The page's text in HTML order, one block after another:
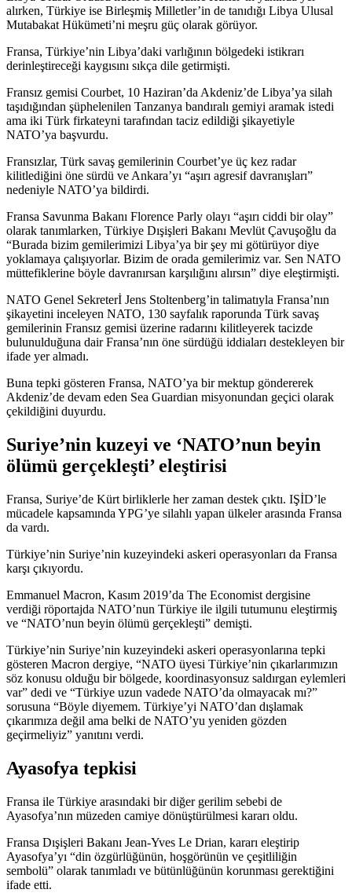
alırken, Türkiye ise Birleşmiş Milletler’in de tanıdığı Libya Ulusal
Mutabakat Hükümeti’ni meşru güç olarak görüyor.
Fransa, Türkiye’nin Libya’daki varlığının bölgedeki istikrarı
derinleştireceği kaygısını sıkça dile getirmişti.
Fransız gemisi Courbet, 10 Haziran’da Akdeniz’de Libya’ya silah
taşıdığından şüphelenilen Tanzanya bandıralı gemiyi aramak istedi
ama iki Türk firkateyni tarafından taciz edildiği şikayetiyle
NATO’ya başvurdu.
Fransızlar, Türk savaş gemilerinin Courbet’ye üç kez radar
kilitlediğini öne sürdü ve Ankara’yı “aşırı agresif davranışları”
nedeniyle NATO’ya bildirdi.
Fransa Savunma Bakanı Florence Parly olayı “aşırı ciddi bir olay”
olarak tanımlarken, Türkiye Dışişleri Bakanı Mevlüt Çavuşoğlu da
“Burada bizim gemilerimizi Libya’ya bir şey mi götürüyor diye
yoklamaya çalışıyorlar. Bizim de orada gemilerimiz var. Sen NATO
müttefiklerine böyle davranırsan karşılığını alırsın” diye eleştirmişti.
NATO Genel Sekreterİ Jens Stoltenberg’in talimatıyla Fransa’nın
şikayetini inceleyen NATO, 130 sayfalık raporunda Türk savaş
gemilerinin Fransız gemisi üzerine radarını kilitleyerek tacizde
bulunulduğuna dair Fransa’nın öne sürdüğü iddiaları destekleyen bir
ifade yer almadı.
Buna tepki gösteren Fransa, NATO’ya bir mektup göndererek
Akdeniz’de devam eden Sea Guardian misyonundan geçici olarak
çekildiğini duyurdu.
Suriye’nin kuzeyi ve ‘NATO’nun beyin
ölümü gerçekleşti’ eleştirisi
Fransa, Suriye’de Kürt birliklerle her zaman destek çıktı. IŞİD’le
mücadele kapsamında YPG’ye silahlı yapan ülkeler arasında Fransa
da vardı.
Türkiye’nin Suriye’nin kuzeyindeki askeri operasyonları da Fransa
karşı çıkıyordu.
Emmanuel Macron, Kasım 2019’da The Economist dergisine
verdiği röportajda NATO’nun Türkiye ile ilgili tutumunu eleştirmiş
ve “NATO’nun beyin ölümü gerçekleşti” demişti.
Türkiye’nin Suriye’nin kuzeyindeki askeri operasyonlarına tepki
gösteren Macron dergiye, “NATO üyesi Türkiye’nin çıkarlarımızın
söz konusu olduğu bir bölgede, koordinasyonsuz saldırgan eylemleri
var” dedi ve “Türkiye uzun vadede NATO’da olmayacak mı?”
sorusuna “Böyle diyemem. Türkiye’yi NATO’dan dışlamak
çıkarımıza değil ama belki de NATO’yu yeniden gözden
geçirmeliyiz” yanıtını verdi.
Ayasofya tepkisi
Fransa ile Türkiye arasındaki bir diğer gerilim sebebi de
Ayasofya’nın müzeden camiye dönüştürülmesi kararı oldu.
Fransa Dışişleri Bakanı Jean-Yves Le Drian, kararı eleştirip
Ayasofya’yı “din özgürlüğünün, hoşgörünün ve çeşitliliğin
sembolü” olarak tanımladı ve bütünlüğünün korunması gerektiğini
ifade etti.